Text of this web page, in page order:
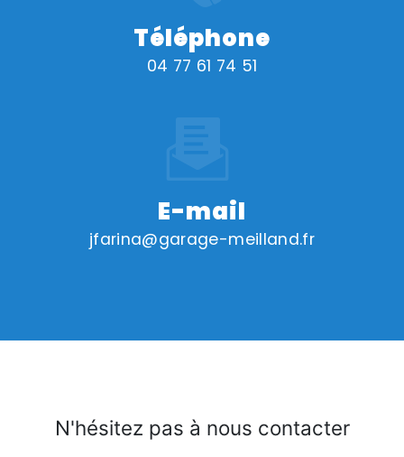
Téléphone
04 77 61 74 51
E-mail
jfarina@garage-meilland.fr
N'hésitez pas à nous contacter